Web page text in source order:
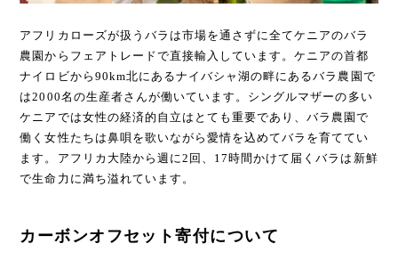
アフリカローズが扱うバラは市場を通さずに全てケニアのバラ
農園からフェアトレードで直接輸入しています。ケニアの首都
ナイロビから90km北にあるナイバシャ湖の畔にあるバラ農園で
は2000名の生産者さんが働いています。シングルマザーの多い
ケニアでは女性の経済的自立はとても重要であり、バラ農園で
働く女性たちは鼻唄を歌いながら愛情を込めてバラを育ててい
ます。アフリカ大陸から週に2回、17時間かけて届くバラは新鮮
で生命力に満ち溢れています。
カーボンオフセット寄付について